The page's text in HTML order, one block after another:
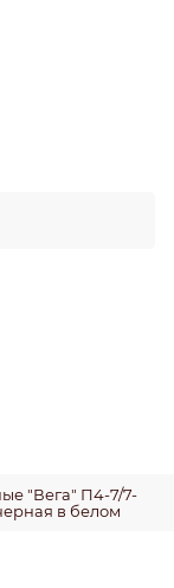
"Вега" П4-7/7-
в белом